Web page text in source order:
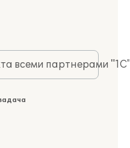
всеми партнерами